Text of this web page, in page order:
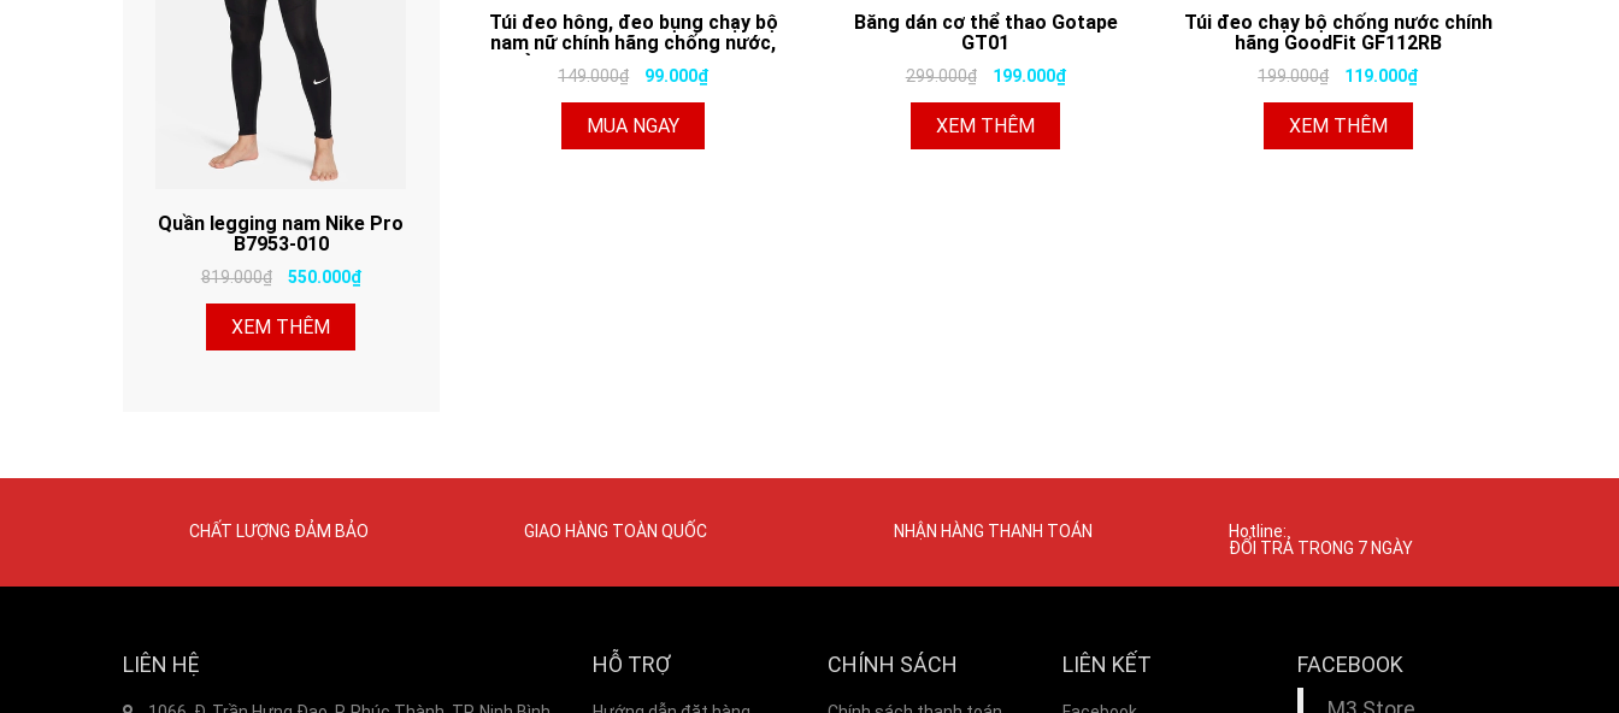
Túi đeo hông, đeo bụng chạy bộ
nam nữ chính hãng chống nước,
phản quang GoodFit GF118RB
149.000₫ 99.000₫
MUA NGAY
Băng dán cơ thể thao Gotape
GT01
299.000₫ 199.000₫
XEM THÊM
Túi đeo chạy bộ chống nước chính
hãng GoodFit GF112RB
199.000₫ 119.000₫
XEM THÊM
Quần legging nam Nike Pro
B7953-010
819.000₫ 550.000₫
XEM THÊM
CHẤT LƯỢNG ĐẢM BẢO GIAO HÀNG TOÀN QUỐC NHẬN HÀNG THANH TOÁN
Hotline:
ĐỔI TRẢ TRONG 7 NGÀY
LIÊN HỆ HỖ TRỢ CHÍNH SÁCH LIÊN KẾT FACEBOOK